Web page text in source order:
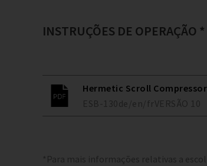
INSTRUÇÕES DE OPERAÇÃO *
Hermetic Scroll
ESB-130de/en/fr VERSÃO 10
*Para mais informações relativas a